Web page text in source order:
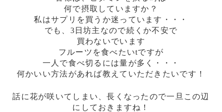
何で摂取していますか？
私はサプリを買うか迷っています・・・
でも、3日坊主なので続くか不安で
買わないでいます
フルーツを食べたいtですが
一人で食べ切るには量が多く・・・
何かいい方法があれば教えていただきたいです！
話に花が咲いてしまい、長くなったので一旦この辺
にしておきますね！